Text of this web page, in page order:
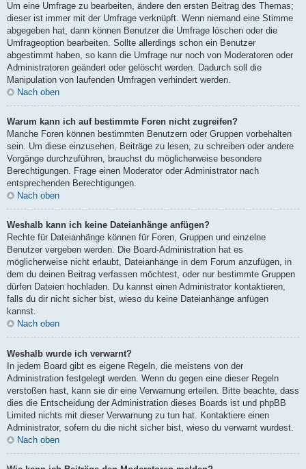
Um eine Umfrage zu bearbeiten, ändere den ersten Beitrag des Themas;
dieser ist immer mit der Umfrage verknüpft. Wenn niemand eine Stimme
abgegeben hat, dann können Benutzer die Umfrage löschen oder die
Umfrageoption bearbeiten. Sollte allerdings schon ein Benutzer
abgestimmt haben, so kann die Umfrage nur noch von Moderatoren oder
Administratoren geändert oder gelöscht werden. Dadurch soll die
Manipulation von laufenden Umfragen verhindert werden.
Nach oben
Warum kann ich auf bestimmte Foren nicht zugreifen?
Manche Foren können bestimmten Benutzern oder Gruppen vorbehalten
sein. Um diese einzusehen, Beiträge zu lesen, zu schreiben oder andere
Vorgänge durchzuführen, brauchst du möglicherweise besondere
Berechtigungen. Frage einen Moderator oder Administrator nach
entsprechenden Berechtigungen.
Nach oben
Weshalb kann ich keine Dateianhänge anfügen?
Rechte für Dateianhänge können für Foren, Gruppen und einzelne
Benutzer vergeben werden. Die Board-Administration hat es
möglicherweise nicht erlaubt, Dateianhänge in dem Forum anzufügen, in
dem du deinen Beitrag verfassen möchtest, oder nur bestimmte Gruppen
dürfen Dateien hochladen. Du kannst einen Administrator kontaktieren,
falls du dir nicht sicher bist, wieso du keine Dateianhänge anfügen
kannst.
Nach oben
Weshalb wurde ich verwarnt?
In jedem Board gibt es eigene Regeln, die meistens von der
Administration festgelegt werden. Wenn du gegen eine dieser Regeln
verstoßen hast, kann sie dir eine Verwarnung erteilen. Bitte beachte, dass
dies die Entscheidung der Administration dieses Boards ist und phpBB
Limited nichts mit dieser Verwarnung zu tun hat. Kontaktiere einen
Administrator, sofern du die nicht sicher bist, wieso du verwarnt wurdest.
Nach oben